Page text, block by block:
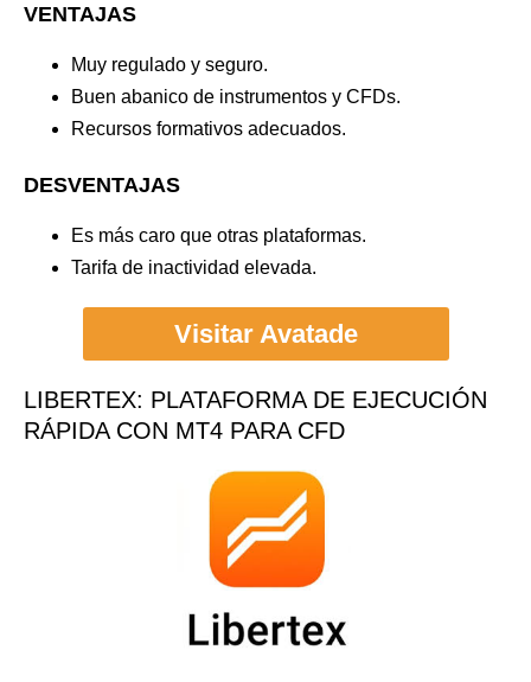
VENTAJAS
Muy regulado y seguro.
Buen abanico de instrumentos y CFDs.
Recursos formativos adecuados.
DESVENTAJAS
Es más caro que otras plataformas.
Tarifa de inactividad elevada.
Visitar Avatade
LIBERTEX: PLATAFORMA DE EJECUCIÓN
RÁPIDA CON MT4 PARA CFD